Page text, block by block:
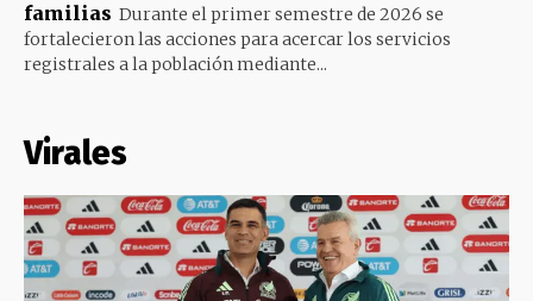
familias Durante el primer semestre de 2026 se
fortalecieron las acciones para acercar los servicios
registrales a la población mediante...
Virales